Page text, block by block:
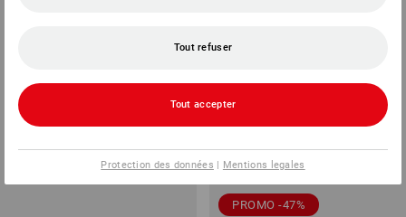
PROMO -47%
Tout refuser
Tout accepter
Protection des données | Mentions legales